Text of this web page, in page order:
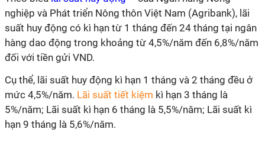
nghiệp và Phát triển Nông thôn Việt Nam (Agribank), lãi
suất huy động có kì hạn từ 1 tháng đến 24 tháng tại ngân
hàng dao động trong khoảng từ 4,5%/năm đến 6,8%/năm
đối với tiền gửi VND.
Cụ thể, lãi suất huy động kì hạn 1 tháng và 2 tháng đều ở
mức 4,5%/năm. Lãi suất tiết kiệm kì hạn 3 tháng là
5%/năm; Lãi suất kì hạn 6 tháng là 5,5%/năm; Lãi suất kì
hạn 9 tháng là 5,6%/năm.